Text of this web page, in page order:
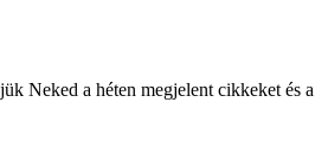
Neked a héten megjelent cikkeket és a